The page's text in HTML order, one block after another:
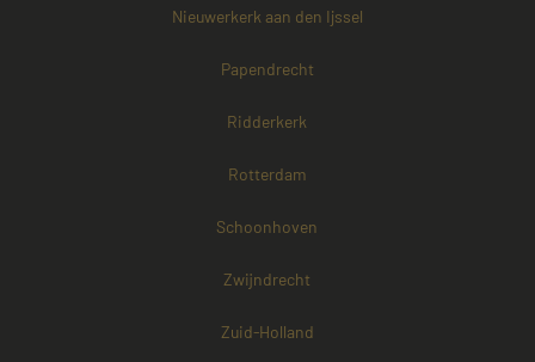
Nieuwerkerk aan den Ijssel
Papendrecht
Ridderkerk
Rotterdam
Schoonhoven
Zwijndrecht
Zuid-Holland